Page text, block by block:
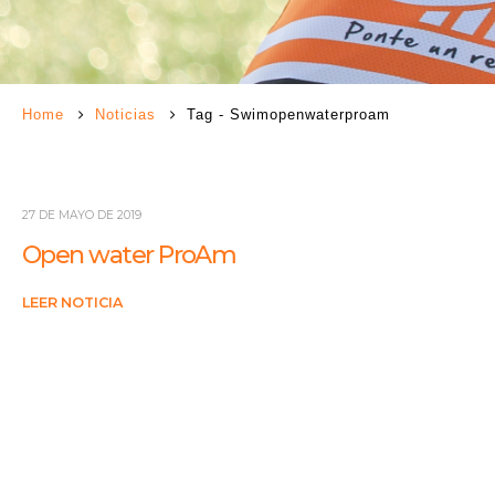
Home Noticias Tag - Swimopenwaterproam
27 DE MAYO DE 2019
Open water ProAm
LEER NOTICIA